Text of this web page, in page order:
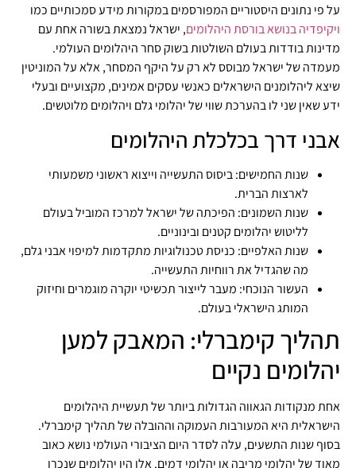
על פי נתונים היסטוריים המפורסמים במקורות מידע סמכותיים כמו
ויקיפדיה בנושא בורסת היהלומים, ישראל נמצאת בשורה אחת עם
מדינות בודדות בעולם השולטות בשוק סחר היהלומים העולמי.
מעמדה של ישראל מבוסס לא רק על היקף המסחר, אלא על המוניטין
שיצא ליהלומנים הישראלים כאנשי עסקים אמינים, מקצועיים ובעלי
ידע שאין שני לו בהערכת שווי של יהלומי גלם ויהלומים מלוטשים.
אבני דרך בכלכלת היהלומים
שנות החמישים: ביסוס התעשייה וייצוא ראשוני משמעותי
לארצות הברית.
שנות השמונים: הפיכתה של ישראל למרכז המוביל בעולם
לליטוש יהלומים קטנים ובינוניים.
שנות האלפיים: כניסת טכנולוגיות מתקדמות למיפוי אבני גלם,
מה שהגדיל את רווחיות התעשייה.
העשור הנוכחי: מעבר לייצור תכשיטי יוקרה מוגמרים וחיזוק
המותג הישראלי בעולם.
תהליך קימברלי: המאבק למען
יהלומים נקיים
אחת מנקודות הגאווה הגדולות ביותר של תעשיית היהלומים
הישראלית היא המעורבות העמוקה וההובלה של תהליך קימברלי.
בסוף שנות התשעים, עלה לסדר היום הציבורי העולמי נושא כאוב
מאוד של יהלומי מריבה או יהלומי דמים. אלו היו יהלומים שנכרו